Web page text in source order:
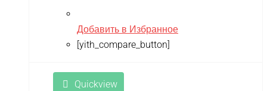
Добавить в Избранное
[yith_compare_button]
Quickview